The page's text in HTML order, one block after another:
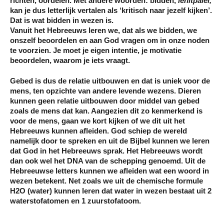
kan je dus letterlijk vertalen als ‘kritisch naar jezelf kijken’.
Dat is wat bidden in wezen is.
Vanuit het Hebreeuws leren we, dat als we bidden, we
onszelf beoordelen en aan God vragen om in onze noden
te voorzien. Je moet je eigen intentie, je motivatie
beoordelen, waarom je iets vraagt.
Gebed is dus de relatie uitbouwen en dat is uniek voor de
mens, ten opzichte van andere levende wezens. Dieren
kunnen geen relatie uitbouwen door middel van gebed
zoals de mens dat kan. Aangezien dit zo kenmerkend is
voor de mens, gaan we kort kijken of we dit uit het
Hebreeuws kunnen afleiden. God schiep de wereld
namelijk door te spreken en uit de Bijbel kunnen we leren
dat God in het Hebreeuws sprak. Het Hebreeuws wordt
dan ook wel het DNA van de schepping genoemd. Uit de
Hebreeuwse letters kunnen we afleiden wat een woord in
wezen betekent. Net zoals we uit de chemische formule
H2O (water) kunnen leren dat water in wezen bestaat uit 2
waterstofatomen en 1 zuurstofatoom.